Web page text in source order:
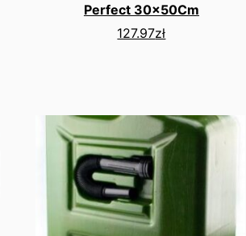
Perfect 30x50Cm
127.97zł